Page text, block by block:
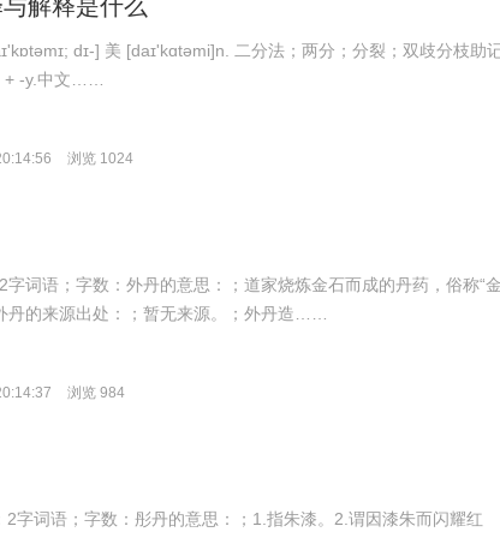
解释是什么
dɪ-] 美 [daɪ'kɑtəmi]n. 二分法；两分；分裂；双歧分枝助
+ -y.中文……
浏览 1024
词语；字数：外丹的意思：；道家烧炼金石而成的丹药，俗称“
丹的来源出处：；暂无来源。；外丹造……
浏览 984
字词语；字数：彤丹的意思：；1.指朱漆。2.谓因漆朱而闪耀红